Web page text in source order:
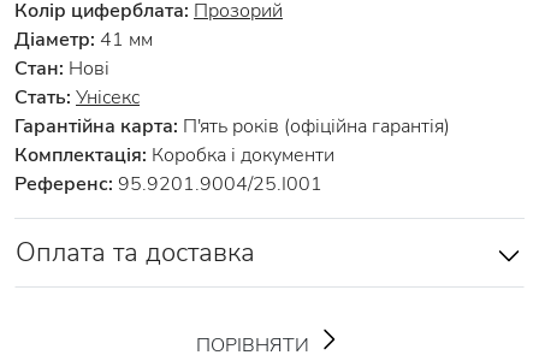
Колір циферблата: Прозорий
Діаметр: 41 мм
Стан: Нові
Стать: Унісекс
Гарантійна карта: П'ять років (офіційна гарантія)
Комплектація: Коробка і документи
Референс: 95.9201.9004/25.I001
Оплата та доставка
ПОРІВНЯТИ